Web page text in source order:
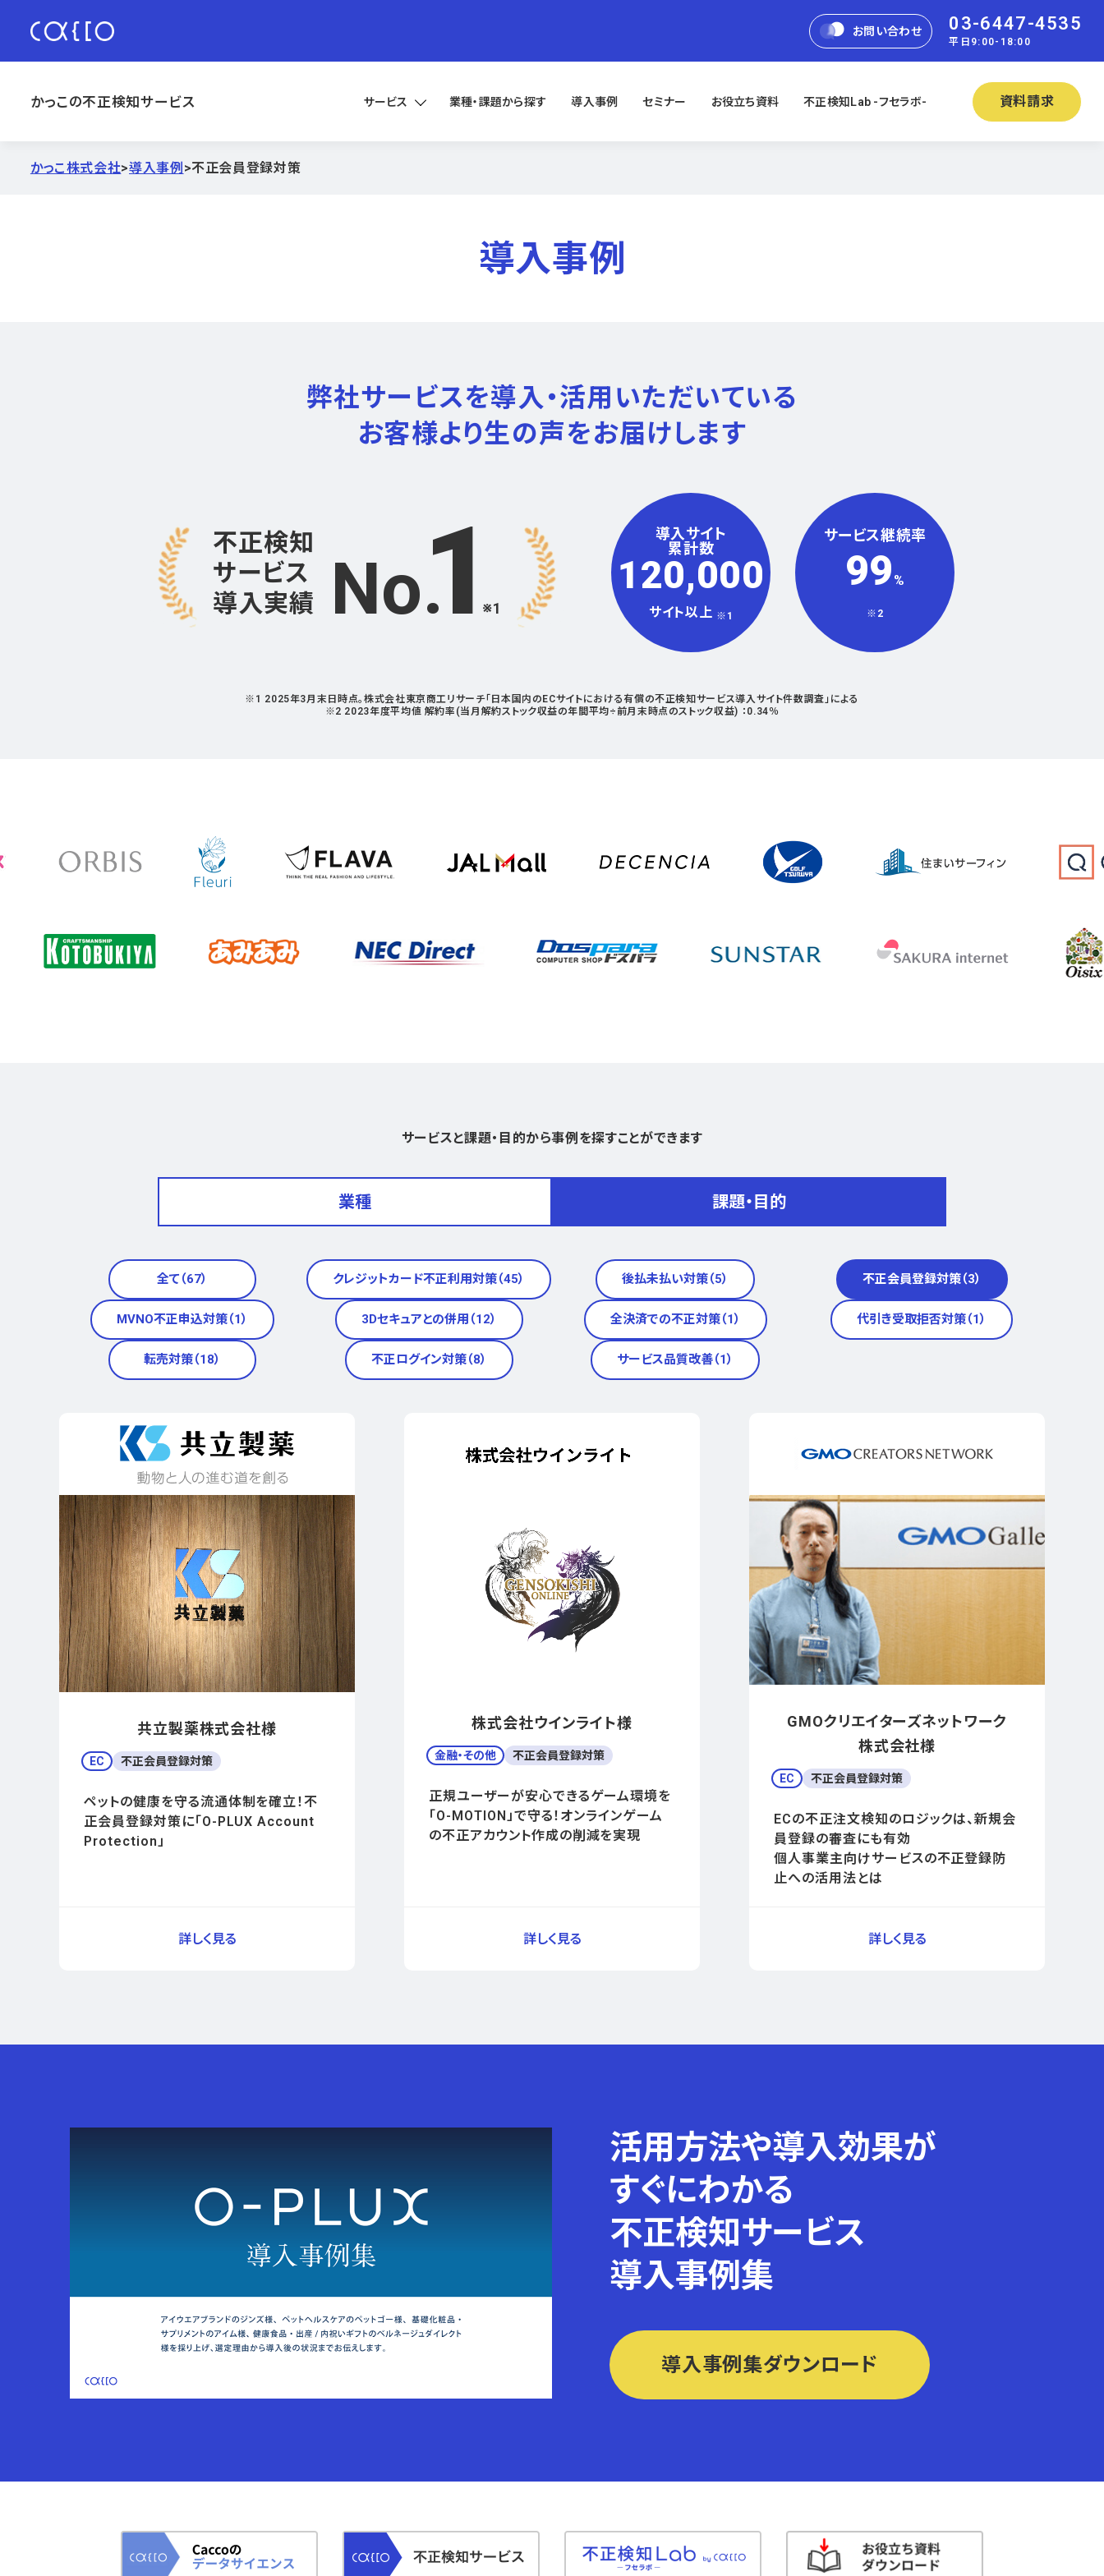
お問い合わせ 03-6447-4535
平日9:00-18:00
かっこの不正検知サービス サービス 業種・課題から探す 導入事例 セミナー お役立ち資料 不正検知Lab -フセラボ- 資料請求
かっこ株式会社>導入事例 >不正会員登録対策
導入事例
弊社サービスを導入・活用いただいている
お客様より生の声をお届けします
不正検知
サービス
導入実績
No1 ※1
導入サイト
累計数
120,000
サイト以上 ※1
サービス継続率
99 %
※2
※1 2025年3月末日時点。株式会社東京商工リサーチ「日本国内のECサイトにおける有償の不正検知サービス導入サイト件数調査」による
※2 2023年度平均値 解約率(当月解約ストック収益の年間平均÷前月末時点のストック収益) ：0.34％
サービスと課題・目的から事例を探すことができます
業種 課題・目的
全て（67） クレジットカード不正利用対策（45） 後払未払い対策（5） 不正会員登録対策（3）
MVNO不正申込対策（1） 3Dセキュアとの併用（12） 全決済での不正対策（1） 代引き受取拒否対策（1）
転売対策（18） 不正ログイン対策（8） サービス品質改善（1）
共立製薬株式会社様
EC 不正会員登録対策
ペットの健康を守る流通体制を確立！不
正会員登録対策に「O-PLUX Account
Protection」
株式会社ウインライト様
金融・その他 不正会員登録対策
正規ユーザーが安心できるゲーム環境を
「O-MOTION」で守る！オンラインゲーム
の不正アカウント作成の削減を実現
GMOクリエイターズネットワーク
株式会社様
EC 不正会員登録対策
ECの不正注文検知のロジックは、新規会
員登録の審査にも有効
個人事業主向けサービスの不正登録防
止への活用法とは
活用方法や導入効果が
すぐにわかる
不正検知サービス
導入事例集
導入事例集ダウンロード